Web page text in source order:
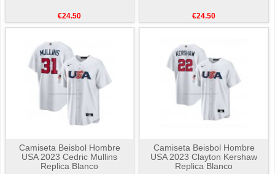
€24.50 €24.50
Camiseta Beisbol Hombre
USA 2023 Cedric Mullins
Replica Blanco
Camiseta Beisbol Hombre
USA 2023 Clayton Kershaw
Replica Blanco